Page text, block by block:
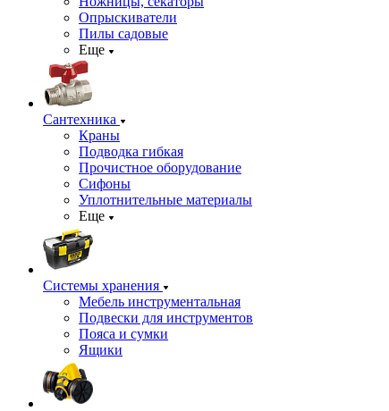
Опрыскиватели
Пилы садовые
Еще
Сантехника
Краны
Подводка гибкая
Прочистное оборудование
Сифоны
Уплотнительные материалы
Еще
Системы хранения
Мебель инструментальная
Подвески для инструментов
Пояса и сумки
Ящики